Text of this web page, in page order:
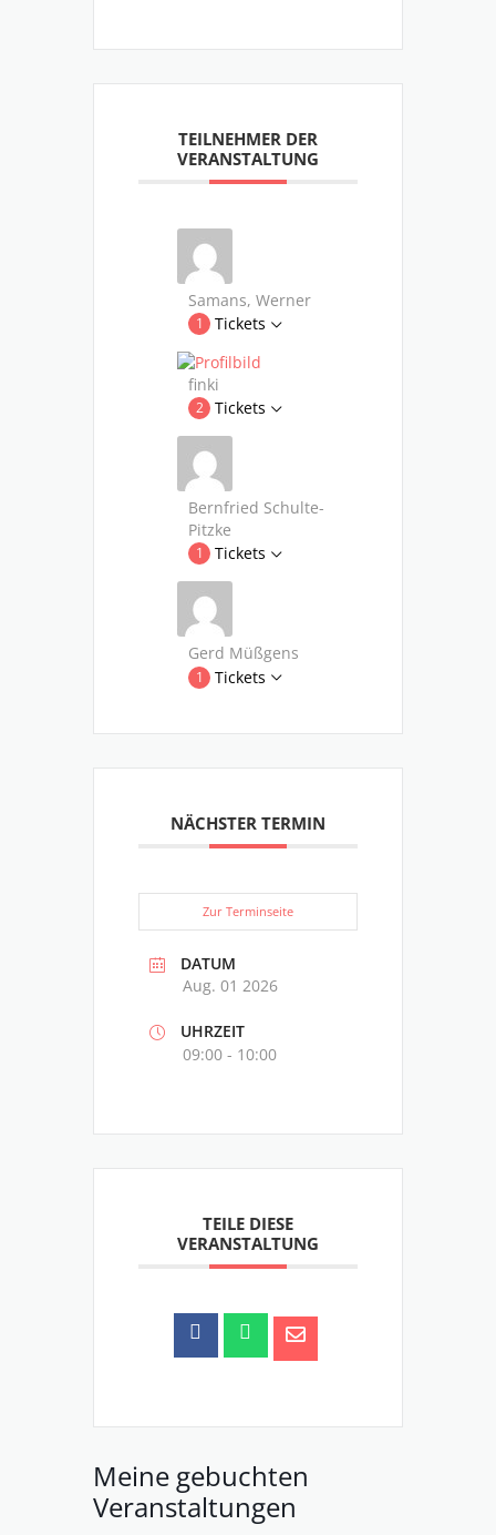
TEILNEHMER DER
VERANSTALTUNG
Samans, Werner
1 Tickets
finki
2 Tickets
Bernfried Schulte-
Pitzke
1 Tickets
Gerd Müßgens
1 Tickets
NÄCHSTER TERMIN
Zur Terminseite
DATUM
Aug. 01 2026
UHRZEIT
09:00 - 10:00
TEILE DIESE
VERANSTALTUNG
Meine gebuchten
Veranstaltungen